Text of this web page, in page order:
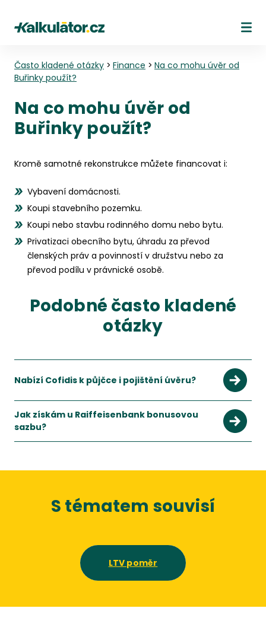
Kalkulátor.cz
Často kladené otázky > Finance > Na co mohu úvěr od
Buřinky použít?
Na co mohu úvěr od
Buřinky použít?
Kromě samotné rekonstrukce můžete financovat i:
Vybavení domácnosti.
Koupi stavebního pozemku.
Koupi nebo stavbu rodinného domu nebo bytu.
Privatizaci obecního bytu, úhradu za převod
členských práv a povinností v družstvu nebo za
převod podílu v právnické osobě.
Podobné často kladené
otázky
Nabízí Cofidis k půjčce i pojištění úvěru?
Jak získám u Raiffeisenbank bonusovou
sazbu?
S tématem souvisí
LTV poměr